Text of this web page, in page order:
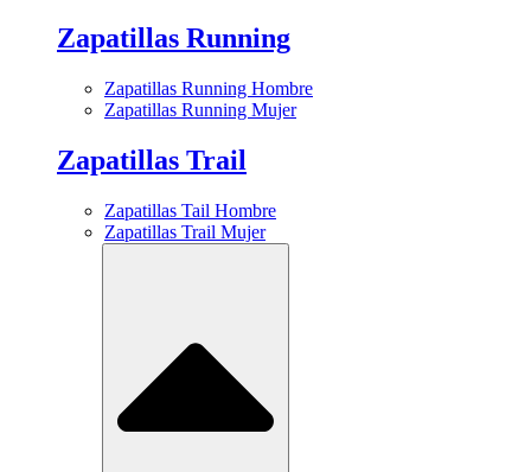
Zapatillas Running
Zapatillas Running Hombre
Zapatillas Running Mujer
Zapatillas Trail
Zapatillas Tail Hombre
Zapatillas Trail Mujer